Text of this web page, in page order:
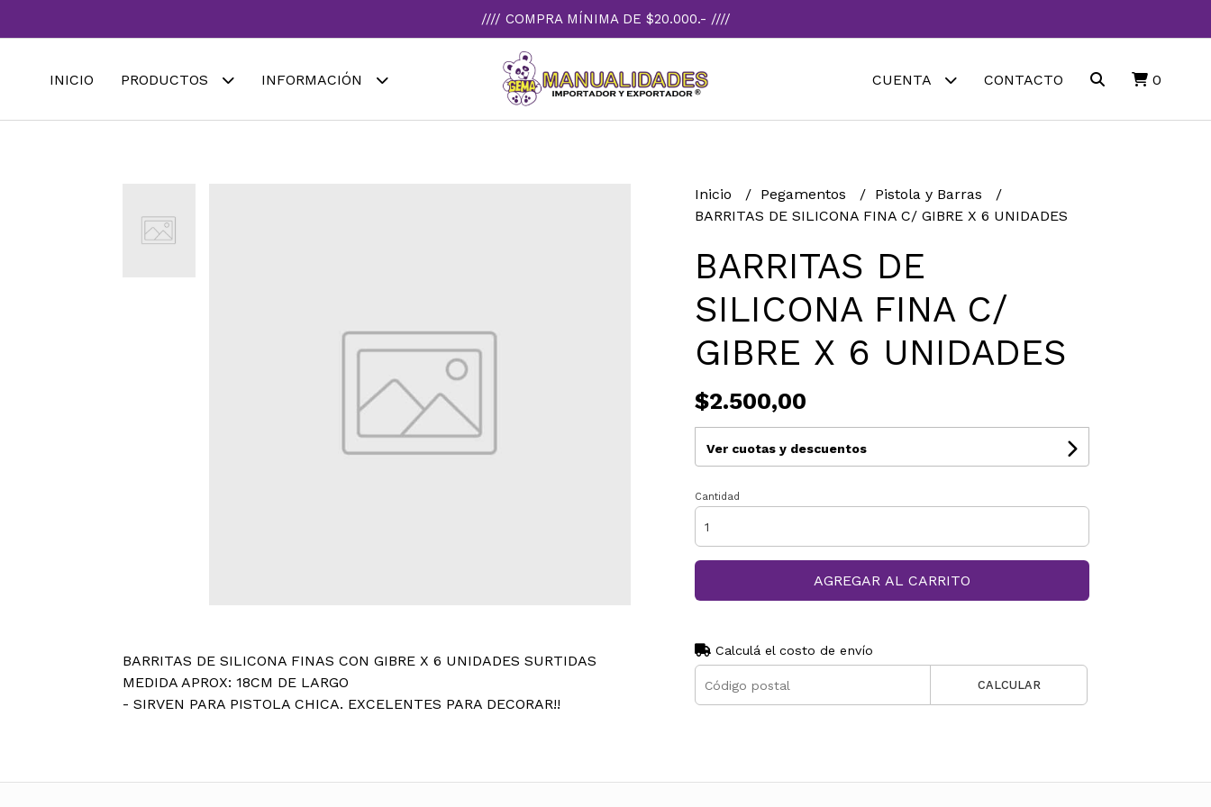
//// COMPRA MÍNIMA DE $20.000.- ////
INICIO PRODUCTOS INFORMACIÓN CUENTA CONTACTO 0
BARRITAS DE SILICONA FINAS CON GIBRE X 6 UNIDADES SURTIDAS
MEDIDA APROX: 18CM DE LARGO
- SIRVEN PARA PISTOLA CHICA. EXCELENTES PARA DECORAR!!
Inicio Pegamentos
Pistola y Barras
BARRITAS DE SILICONA FINA C/ GIBRE X 6 UNIDADES
BARRITAS DE
SILICONA FINA C/
GIBRE X 6 UNIDADES
$2.500,00
Ver cuotas y descuentos
Cantidad
AGREGAR AL CARRITO
Calculá el costo de envío
CALCULAR